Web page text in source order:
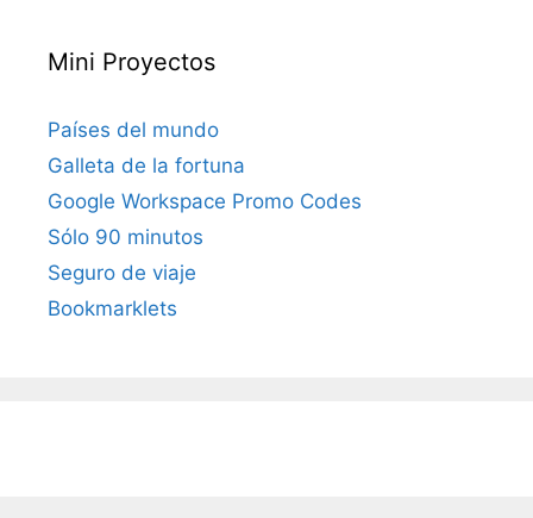
Mini Proyectos
Países del mundo
Galleta de la fortuna
Google Workspace Promo Codes
Sólo 90 minutos
Seguro de viaje
Bookmarklets